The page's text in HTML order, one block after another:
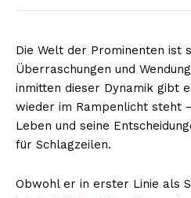
Die Welt der Prominenten ist
Überraschungen und
inmitten dieser Dynamik gibt
wieder im Rampenlicht steht
Leben und seine
für Schlagzeilen.
Obwohl er in erster Linie als